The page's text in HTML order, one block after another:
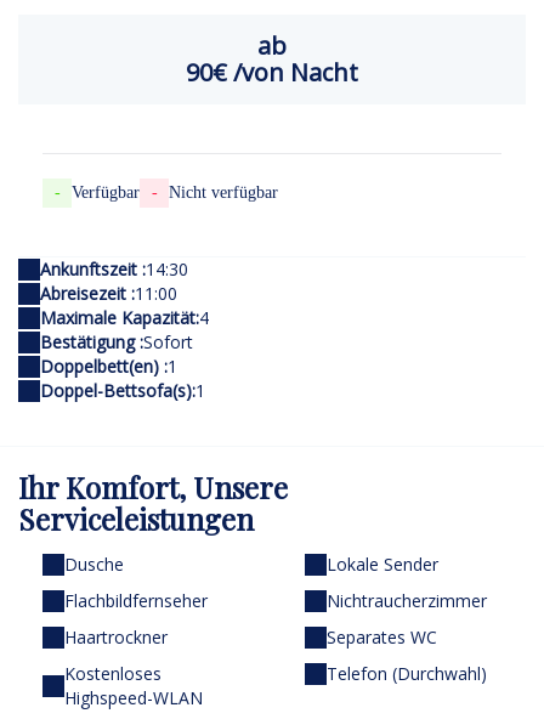
ab
90€/von Nacht
- Verfügbar - Nicht verfügbar
Ankunftszeit :14:30
Abreisezeit :11:00
Maximale Kapazität:4
Bestätigung :Sofort
Doppelbett(en) :1
Doppel-Bettsofa(s):1
Ihr Komfort, Unsere
Serviceleistungen
Dusche
Flachbildfernseher
Haartrockner
Kostenloses
Highspeed-WLAN
Lokale Sender
Nichtraucherzimmer
Separates WC
Telefon (Durchwahl)